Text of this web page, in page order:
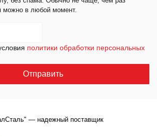
можно в любой момент.
политики обработки персональных
— надежный поставщик